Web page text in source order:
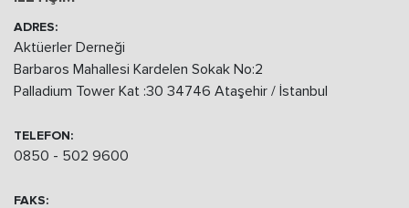
ADRES:
Aktüerler Derneği
Barbaros Mahallesi Kardelen Sokak No:2
Palladium Tower Kat :30 34746 Ataşehir / İstanbul
TELEFON:
0850 - 502 9600
FAKS: